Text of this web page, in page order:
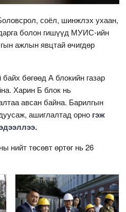
соёл, шинжлэх ухаан,
болон гишүүд МУИС-ийн
ажлын явцтай өчигдөр
бөгөөд А блокийн газар
Харин Б блок нь
авсан байна. Барилгын
ашиглалтад орно гэж
нийт төсөвт өртөг нь 26